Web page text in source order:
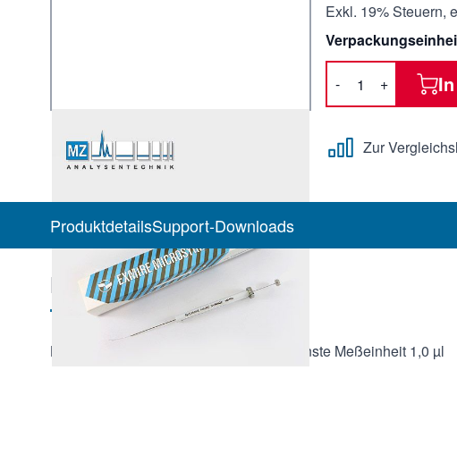
Exkl. 19% Steuern,
-
Menge +
Zur
ProduktdetailsSupport-Downloads
Produktbeschreibung
LC-Injektionsspritzen Volumen 50 µl kleinste Meßeinheit 1,0 µl